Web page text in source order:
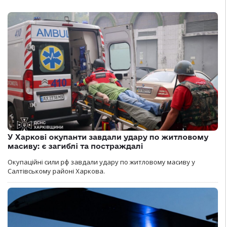
У Харкові окупанти завдали удару по житловому
масиву: є загиблі та постраждалі
Окупаційні сили рф завдали удару по житловому масиву у
Салтівському районі Харкова.